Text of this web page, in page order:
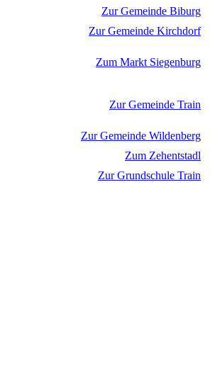
Zur Gemeinde Biburg
Zur Gemeinde Kirchdorf
Zum Markt Siegenburg
Zur Gemeinde Train
Zur Gemeinde Wildenberg
Zum Zehentstadl
Zur Grundschule Train